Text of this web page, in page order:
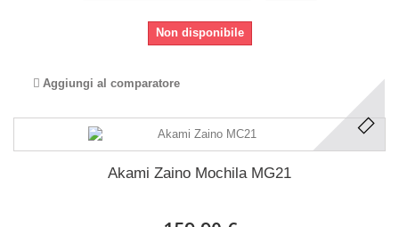
Non disponibile
Aggiungi al comparatore
Akami Zaino Mochila MG21